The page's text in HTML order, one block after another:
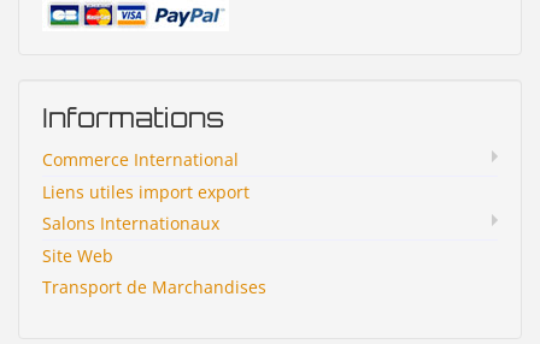
Informations
Commerce International
Liens utiles import export
Salons Internationaux
Site Web
Transport de Marchandises